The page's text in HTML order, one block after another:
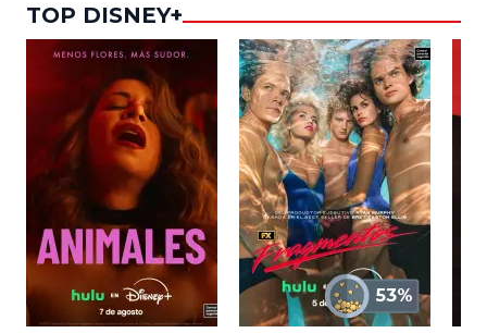
TOP DISNEY+
53%